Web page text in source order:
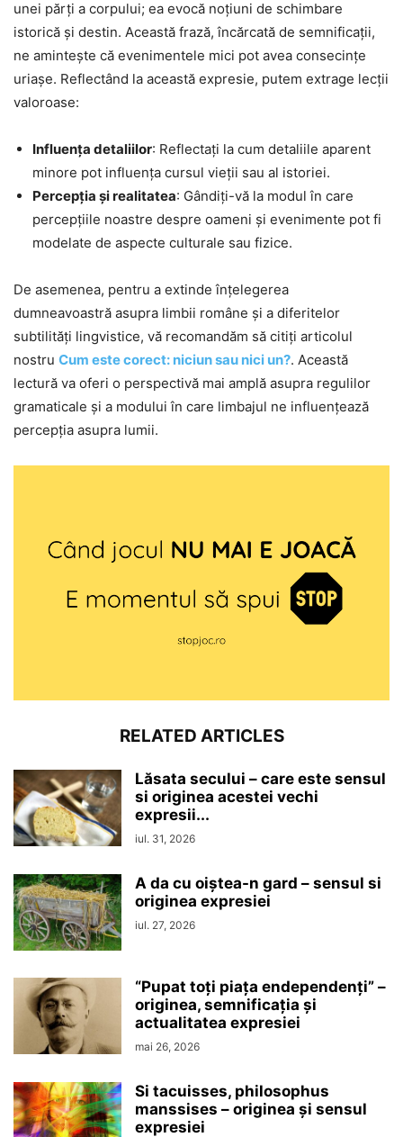
unei părți a corpului; ea evocă noțiuni de schimbare
istorică și destin. Această frază, încărcată de semnificații,
ne amintește că evenimentele mici pot avea consecințe
uriașe. Reflectând la această expresie, putem extrage lecții
valoroase:
Influența detaliilor: Reflectați la cum detaliile aparent
minore pot influența cursul vieții sau al istoriei.
Percepția și realitatea: Gândiți-vă la modul în care
percepțiile noastre despre oameni și evenimente pot fi
modelate de aspecte culturale sau fizice.
De asemenea, pentru a extinde înțelegerea
dumneavoastră asupra limbii române și a diferitelor
subtilități lingvistice, vă recomandăm să citiți articolul
nostru Cum este corect: niciun sau nici un?. Această
lectură va oferi o perspectivă mai amplă asupra regulilor
gramaticale și a modului în care limbajul ne influențează
percepția asupra lumii.
RELATED ARTICLES
Lăsata secului – care este sensul
si originea acestei vechi
expresii...
iul. 31, 2026
A da cu oiștea-n gard – sensul si
originea expresiei
iul. 27, 2026
“Pupat toţi piaţa endependenţi” –
originea, semnificaţia şi
actualitatea expresiei
mai 26, 2026
Si tacuisses, philosophus
manssises – originea şi sensul
expresiei